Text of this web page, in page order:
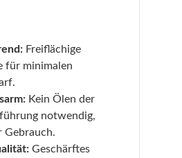
Freiflächige
für minimalen
Kein Ölen der
notwendig,
Gebrauch.
Geschärftes